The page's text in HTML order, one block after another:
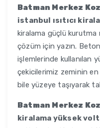
Batman Merkez
istanbul ısıtıcı
kiralama güçlü
çözüm için yazın.
işlemlerinde kullanılan
çekicilerimiz zeminin en
bile yüzeye taşıyarak
Batman Merkez
kiralama yüksek